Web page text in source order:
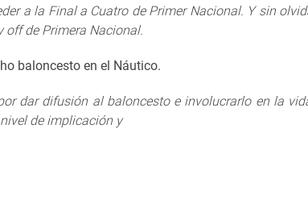
a la Final a Cuatro de Primer Nacional. Y sin
off de Primera Nacional.
baloncesto en el Náutico.
dar difusión al baloncesto e involucrarlo en la
de implicación y